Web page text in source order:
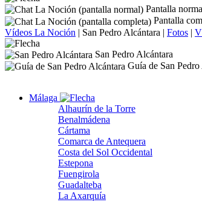
Pantalla
Pantalla
Vídeos La Noción | San Pedro Alcántara | Fotos |
San Pedro Alcántara
Guía de San Pedro
Málaga
Alhaurín de la Torre
Benalmádena
Cártama
Comarca de Antequera
Costa del Sol Occidental
Estepona
Fuengirola
Guadalteba
La Axarquía